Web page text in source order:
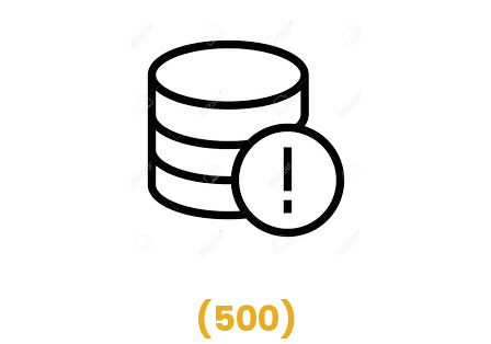
(500)